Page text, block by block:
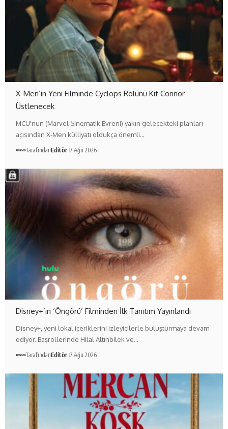
X-Men’in Yeni Filminde Cyclops Rolünü Kit Connor
Üstlenecek
MCU'nun (Marvel Sinematik Evreni) yakın gelecekteki planları
açısından X-Men külliyatı oldukça önemli…
TarafındanEditör 7 Ağu 2026
Disney+’ın ‘Öngörü’ Filminden İlk Tanıtım Yayınlandı
Disney+, yeni lokal içeriklerini izleyicilerle buluşturmaya devam
ediyor. Başrollerinde Hilal Altınbilek ve…
TarafındanEditör 7 Ağu 2026